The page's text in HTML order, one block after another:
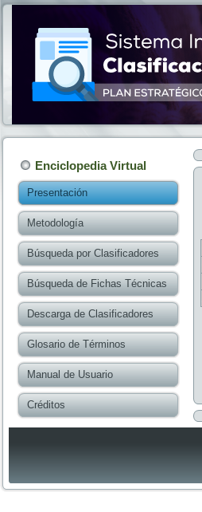
Enciclopedia Virtual
Presentación
Metodología
Búsqueda por Clasificadores
Búsqueda de Fichas Técnicas
Descarga de Clasificadores
Glosario de Términos
Manual de Usuario
Créditos